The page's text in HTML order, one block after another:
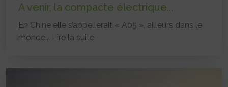
A venir, la compacte électrique...
En Chine elle s’appellerait « A05 », ailleurs dans le
monde... Lire la suite